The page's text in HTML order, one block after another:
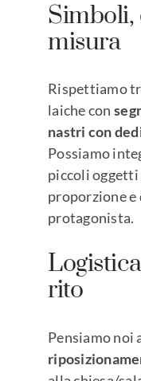
Simboli,
misura
Rispettiamo
laiche con
nastri con
Possiamo
piccoli
proporzione
protagonista.
rito
Pensiamo noi